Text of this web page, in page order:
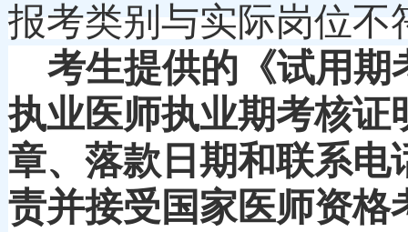
报考类别与实际岗位不
考生提供的《试用期
执业医师执业期考核证
章、落款日期和联系电
责并接受国家医师资格